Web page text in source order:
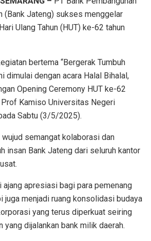
(Bank Jateng) sukses menggelar
Ulang Tahun (HUT) ke-62 tahun
bertema “Bergerak Tumbuh
dimulai dengan acara Halal Bihalal,
Opening Ceremony HUT ke-62
Prof Kamiso Universitas Negeri
Sabtu (3/5/2025).
wujud semangat kolaborasi dan
insan Bank Jateng dari seluruh kantor
ajang apresiasi bagi para pemenang
juga menjadi ruang konsolidasi budaya
yang terus diperkuat seiring
yang dijalankan bank milik daerah.